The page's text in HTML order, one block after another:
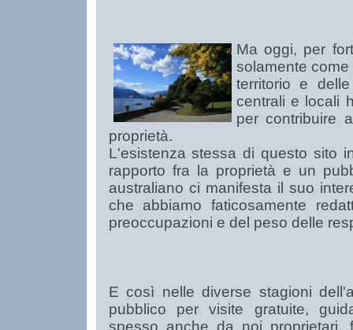
Ma oggi, per
solamente
territorio e
centrali e locali
per contribuire
proprietà.
L'esistenza stessa di questo sito
rapporto fra la proprietà e un
australiano ci manifesta il suo
che abbiamo faticosamente
preoccupazioni e del peso delle
E così nelle diverse stagioni
pubblico per visite gratuite,
spesso anche da noi proprietari,